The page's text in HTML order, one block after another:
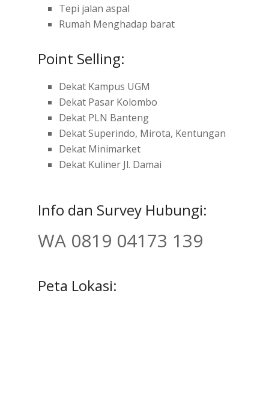
Tepi jalan aspal
Rumah Menghadap barat
Point Selling:
Dekat Kampus UGM
Dekat Pasar Kolombo
Dekat PLN Banteng
Dekat Superindo, Mirota, Kentungan
Dekat Minimarket
Dekat Kuliner Jl. Damai
Info dan Survey Hubungi:
WA 0819 04173 139
Peta Lokasi: